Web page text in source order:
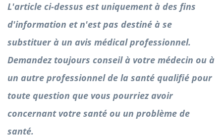
L'article ci-dessus est uniquement à des fins
d'information et n'est pas destiné à se
substituer à un avis médical professionnel.
Demandez toujours conseil à votre médecin ou à
un autre professionnel de la santé qualifié pour
toute question que vous pourriez avoir
concernant votre santé ou un problème de
santé.